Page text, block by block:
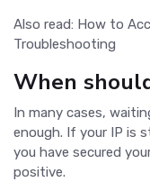
Also read: How to
Troubleshooting
When
In many cases,
enough. If your IP is
you have secured
positive.